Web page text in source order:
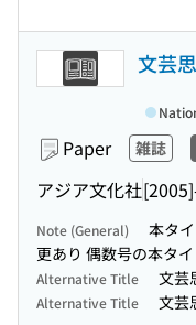
文芸思
Paper 雑誌
アジア文化社
Note (General)
本タ
更あり 偶数号の本タ
Alternative Title 文芸
Alternative Title 文芸